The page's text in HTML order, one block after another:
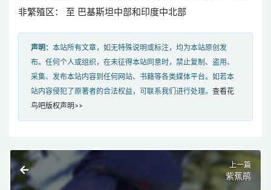
非繁殖区： 至 巴基斯坦中部和印度中北部
声明： 本站所有文章，如无特殊说明或标注，均为本站原创发
布。任何个人或组织，在未征得本站同意时，禁止复制、盗用、
采集、发布本站内容到任何网站、书籍等各类媒体平台。如若本
站内容侵犯了原著者的合法权益，可联系我们进行处理。 查看花
鸟吧版权声明>>
上一篇
紫蕉鹃